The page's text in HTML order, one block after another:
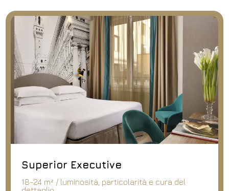
e cura del
ambienti originali,
moderno e accattivante /